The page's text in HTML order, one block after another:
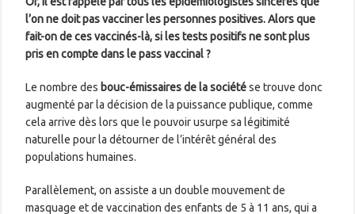
l’on ne doit pas vacciner les personnes positives. Alors que
fait-on de ces vaccinés-là, si les tests positifs ne sont plus
pris en compte dans le pass vaccinal ?
Le nombre des bouc-émissaires de la sociétése trouve donc
augmenté par la décision de la puissance publique, comme
cela arrive dès lors que le pouvoir usurpe sa légitimité
naturelle pour la détourner de l’intérêt général des
populations humaines.
Parallèlement, on assiste a un double mouvement de
masquage et de vaccination des enfants de 5 à 11 ans, qui a